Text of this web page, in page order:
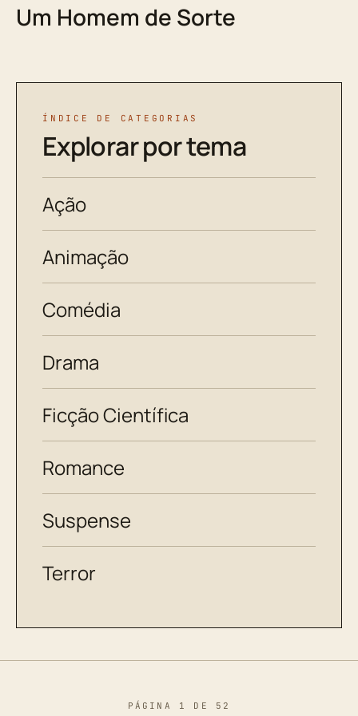
Um Homem de Sorte
ÍNDICE DE CATEGORIAS
Explorar por tema
Ação
Animação
Comédia
Drama
Ficção Científica
Romance
Suspense
Terror
PÁGINA 1 DE 52